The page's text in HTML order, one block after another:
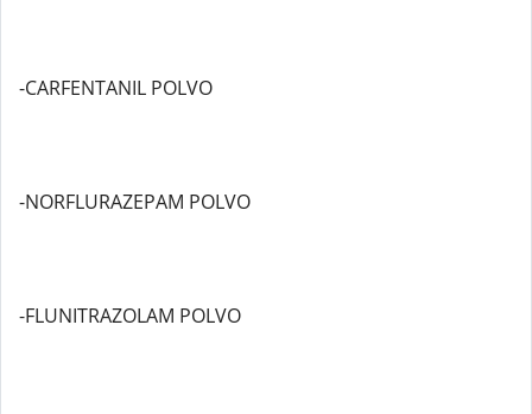
-CARFENTANIL POLVO
-NORFLURAZEPAM POLVO
-FLUNITRAZOLAM POLVO